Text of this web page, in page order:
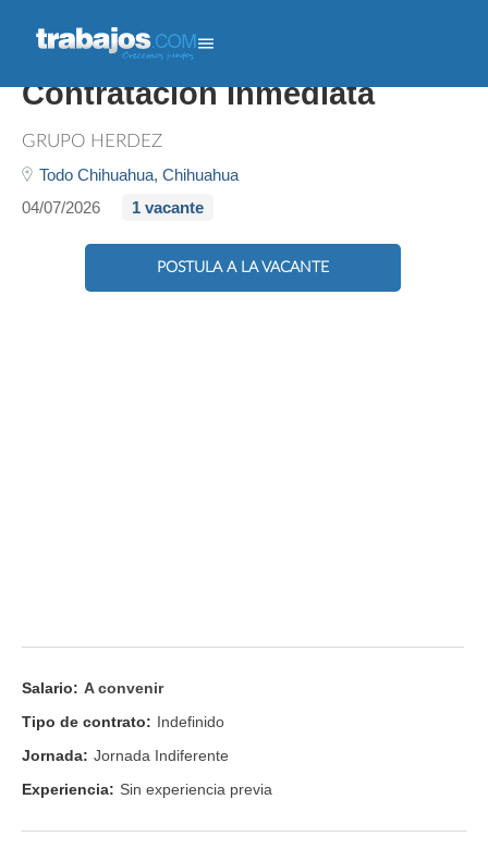
Vendedor Autoventa -
Contratación Inmediata
GRUPO HERDEZ
Todo Chihuahua, Chihuahua
04/07/2026
1 vacante
POSTULA A LA VACANTE
Salario: A convenir
Tipo de contrato: Indefinido
Jornada: Jornada Indiferente
Experiencia: Sin experiencia previa